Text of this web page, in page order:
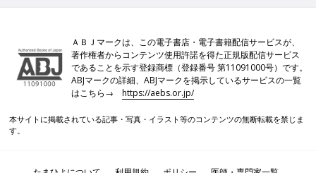
ＡＢＪマークは、この電子書店・電子書籍配信サービスが、
著作権者からコンテンツ使用許諾を得た正規版配信サービス
であることを示す登録商標（登録番号 第11091000号）です。
ABJマークの詳細、ABJマークを掲示しているサービスの一覧
はこちら→https://aebs.or.jp/
本サイトに掲載されている記事・写真・イラスト等のコンテンツの無断転載を禁じま
す。